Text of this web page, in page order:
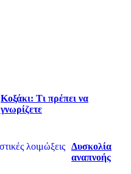
Κοξάκι: Τι πρέπει να
γνωρίζετε
Δυσκολία
αναπνοής